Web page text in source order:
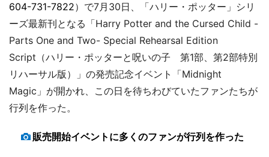
604-731-7822）で7月30日、「ハリー・ポッター」シリ
ーズ最新刊となる「Harry Potter and the Cursed Child -
Parts One and Two- Special Rehearsal Edition
Script（ハリー・ポッターと呪いの子 第1部、第2部特別
リハーサル版）」の発売記念イベント「Midnight
Magic」が開かれ、この日を待ちわびていたファンたちが
行列を作った。
販売開始イベントに多くのファンが行列を作った